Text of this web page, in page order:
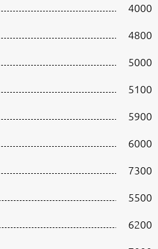
4000
4800
5000
5100
5900
6000
7300
5500
6200